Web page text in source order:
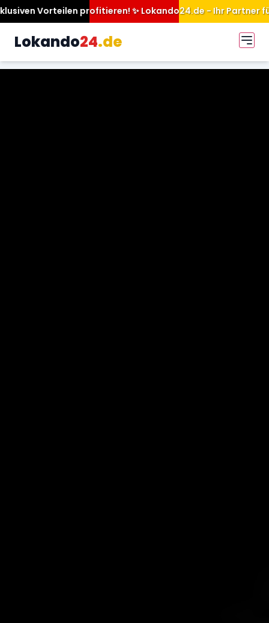
✨ Lokando24.de - Ihr Partner für mehr
Lokando24.de